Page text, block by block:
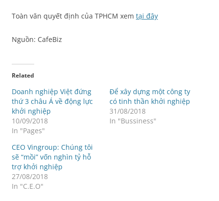
Toàn văn quyết định của TPHCM xem tại đây
Nguồn: CafeBiz
Related
Doanh nghiệp Việt đứng
thứ 3 châu Á về động lực
khởi nghiệp
10/09/2018
In "Pages"
Để xây dựng một công ty
có tinh thần khởi nghiệp
31/08/2018
In "Bussiness"
CEO Vingroup: Chúng tôi
sẽ “mồi” vốn nghìn tỷ hỗ
trợ khởi nghiệp
27/08/2018
In "C.E.O"